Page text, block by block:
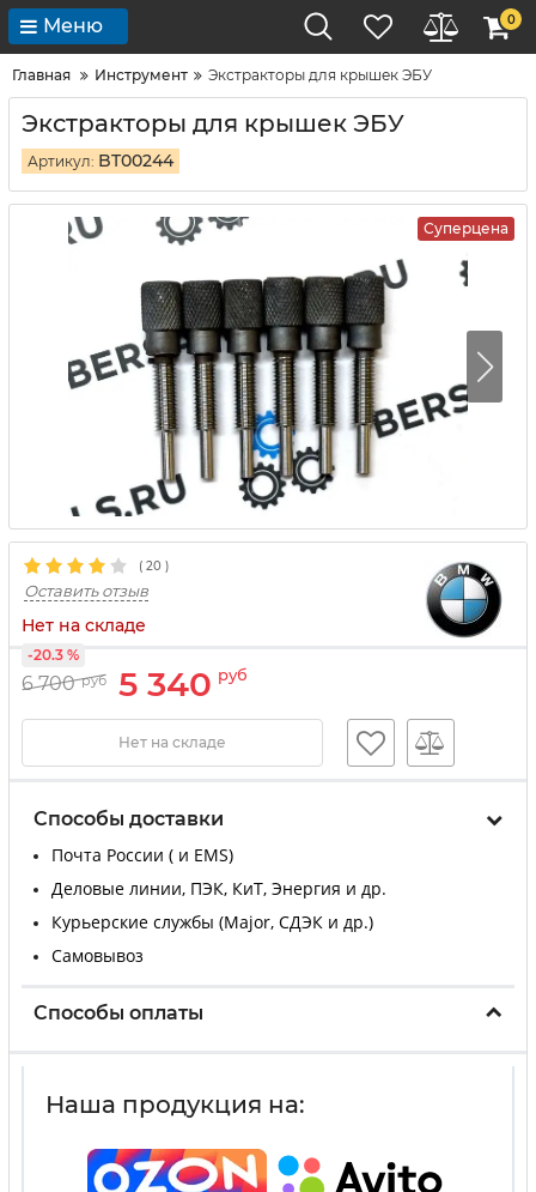
Меню 0
Главная Инструмент Экстракторы для крышек ЭБУ
Экстракторы для крышек ЭБУ
Артикул: BT00244
Суперцена
( 20 )
Оставить отзыв
Нет на складе
6 700 руб 5 340 руб
-20.3 %
Нет на складе
Способы доставки
Почта России ( и EMS)
Деловые линии, ПЭК, КиТ, Энергия и др.
Курьерские службы (Major, СДЭК и др.)
Самовывоз
Способы оплаты
Наша продукция на: